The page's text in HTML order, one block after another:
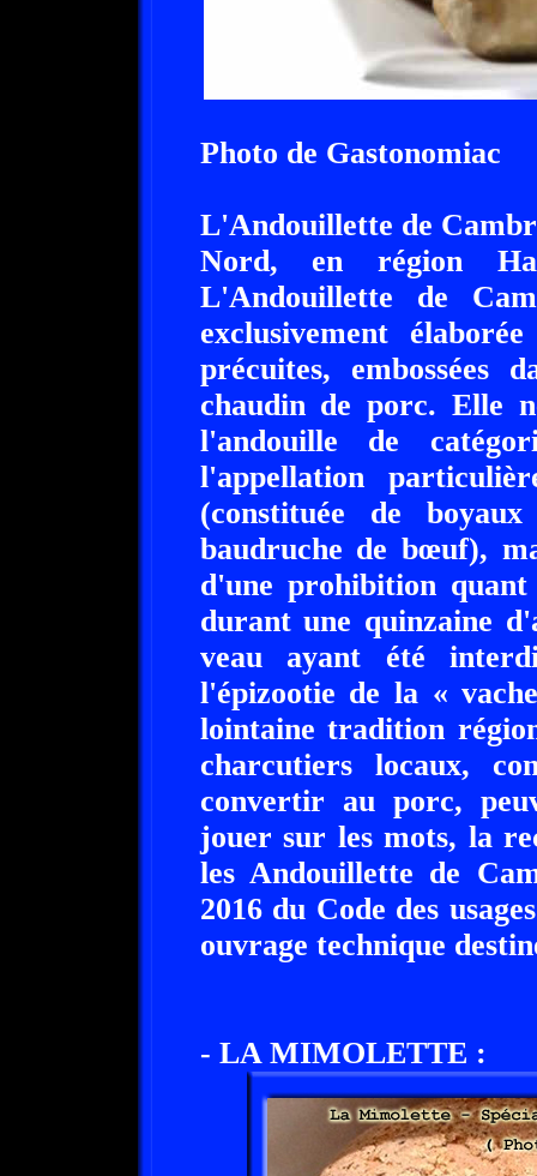
Photo de Gastonomiac
L'Andouillette de
Nord, en région
L'Andouillette de
exclusivement
précuites,
chaudin de porc. Elle
l'andouille de
l'appellation
(constituée de
baudruche de bœuf),
d'une prohibition
durant une quinzaine
veau ayant été
l'épizootie de la «
lointaine tradition
charcutiers locaux,
convertir au porc,
jouer sur les mots, la
les Andouillette de
2016 du Code des
ouvrage technique
- LA MIMOLETTE :